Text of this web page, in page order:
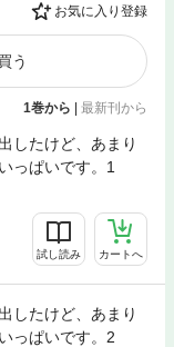
お気に入り登録
う
1巻から | 最新刊から
したけど、あまり
っぱいです。1
試し読み カートへ
したけど、あまり
っぱいです。2